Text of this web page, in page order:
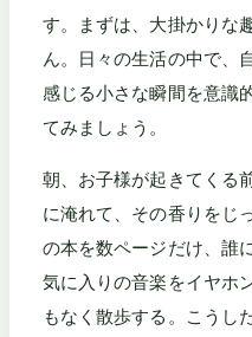
す。まずは、大掛かりな
ん。日々の生活の中で、
感じる小さな瞬間を意識
てみましょう。
朝、お子様が起きてくる
に淹れて、その香りをじ
の本を数ページだけ、誰
気に入りの音楽をイヤホ
もなく散歩する。こうし